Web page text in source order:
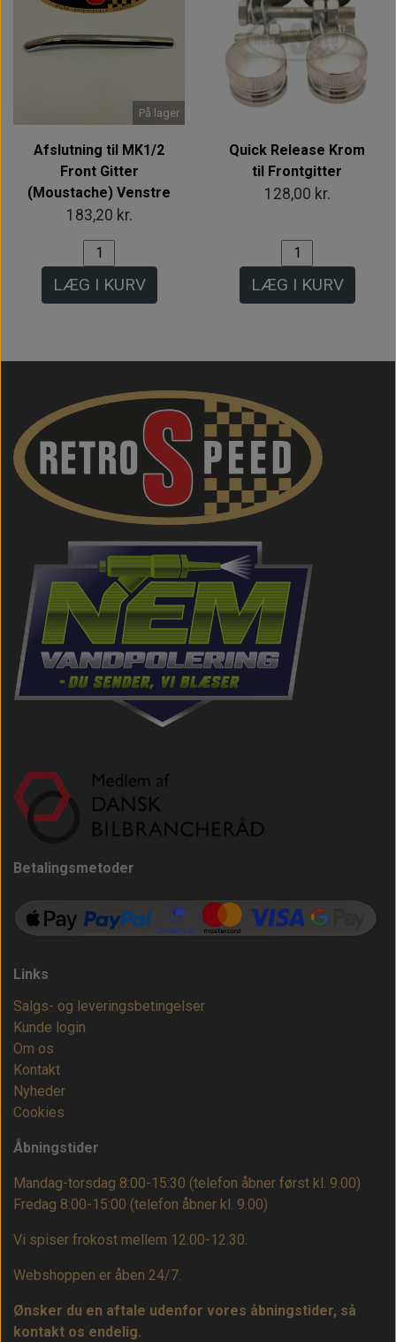
På lager
Afslutning til MK1/2
Front Gitter
(Moustache) Venstre
183,20 kr.
LÆG I KURV
Quick Release Krom
til Frontgitter
128,00 kr.
LÆG I KURV
Betalingsmetoder
Links
Salgs- og leveringsbetingelser
Kunde login
Om os
Kontakt
Nyheder
Cookies
Åbningstider
Mandag-torsdag 8:00-15:30 (telefon åbner først kl. 9.00)
Fredag 8:00-15:00 (telefon åbner kl. 9.00)
Vi spiser frokost mellem 12.00-12.30.
Webshoppen er åben 24/7.
Ønsker du en aftale udenfor vores åbningstider, så
kontakt os endelig.